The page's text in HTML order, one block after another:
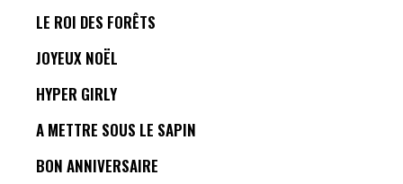
LE ROI DES FORÊTS
JOYEUX NOËL
HYPER GIRLY
A METTRE SOUS LE SAPIN
BON ANNIVERSAIRE